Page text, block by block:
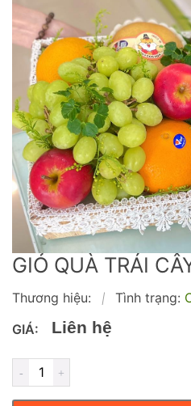
GIỎ QUÀ TRÁI
Thương hiệu: | Tình trạng:
GIÁ:
Liên hệ